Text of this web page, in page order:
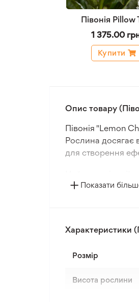
Півонія Pillow
1 375.00
Купити
Опис товару
Півонія "Lemon
Рослина досягає
для створення
"Lemon Chiffon"
відкритому
Показати
Характеристики
Розмір
Висота рослини